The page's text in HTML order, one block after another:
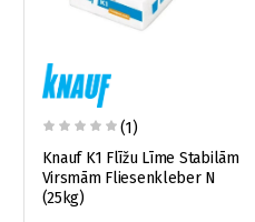
(1)
Knauf K1 Flīžu Līme Stabilām
Virsmām Fliesenkleber N
(25kg)